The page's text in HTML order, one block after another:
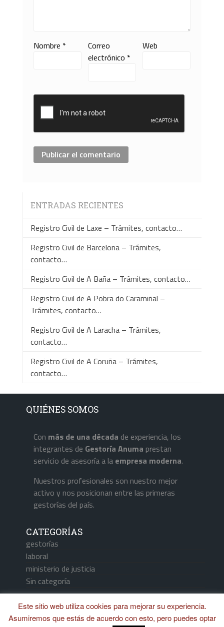
Nombre *
Correo
electrónico *
Web
ENTRADAS RECIENTES
Registro Civil de Laxe – Trámites, contacto…
Registro Civil de Barcelona – Trámites,
contacto…
Registro Civil de A Baña – Trámites, contacto…
Registro Civil de A Pobra do Caramiñal –
Trámites, contacto…
Registro Civil de A Laracha – Trámites,
contacto…
Registro Civil de A Coruña – Trámites,
contacto…
QUIÉNES SOMOS
Con más de una década de experiencia, los
integrantes de Gestoría Anuma prestan
servicio de asesoría a la empresa moderna.
Nuestros profesionales son nuestro mejor
activo y nos posicionan entre las primeras
gestorías del país.
CATEGORÍAS
gestorías
laboral
ministerio de justicia
Sin categoría
Aviso Legal / Política de Cookies
Este sitio web utiliza cookies para mejorar su experiencia.
Asumiremos que estás de acuerdo con esto, pero puedes optar